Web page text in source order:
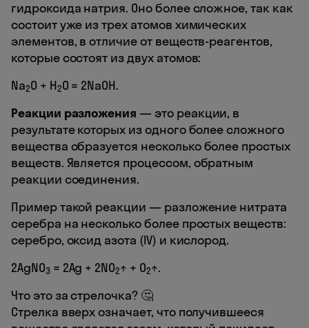
гидроксида натрия. Оно более сложное, так как
состоит уже из трех атомов химических
элементов, в отличие от веществ-реагентов,
которые состоят из двух атомов:
Na2O + H2O = 2NaOH.
Реакции разложения — это реакции, в
результате которых из одного более сложного
вещества образуется несколько более простых
веществ. Является процессом, обратным
реакции соединения.
Пример такой реакции — разложение нитрата
серебра на несколько более простых веществ:
серебро, оксид азота (IV) и кислород.
2AgNO3= 2Ag + 2NO2↑ + O2↑.
Что это за стрелочка? 🤔
Стрелка вверх означает, что получившееся